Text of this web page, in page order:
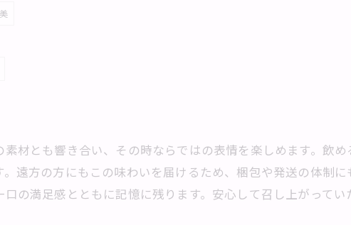
材とも響き合い、その時ならではの表情を楽しめます。飲
遠方の方にもこの味わいを届けるため、梱包や発送の体制
の満足感とともに記憶に残ります。安心して召し上がって